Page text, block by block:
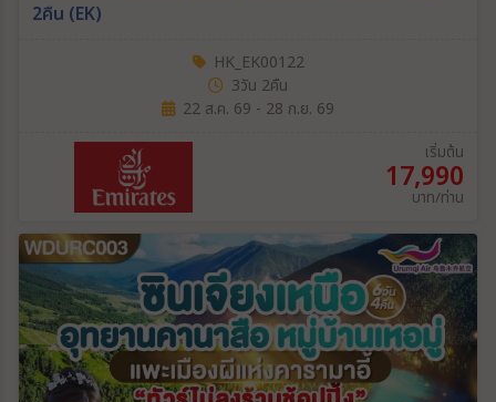
2คืน (EK)
HK_EK00122
3วัน 2คืน
22 ส.ค. 69 - 28 ก.ย. 69
เริ่มต้น
17,990
บาท/ท่าน